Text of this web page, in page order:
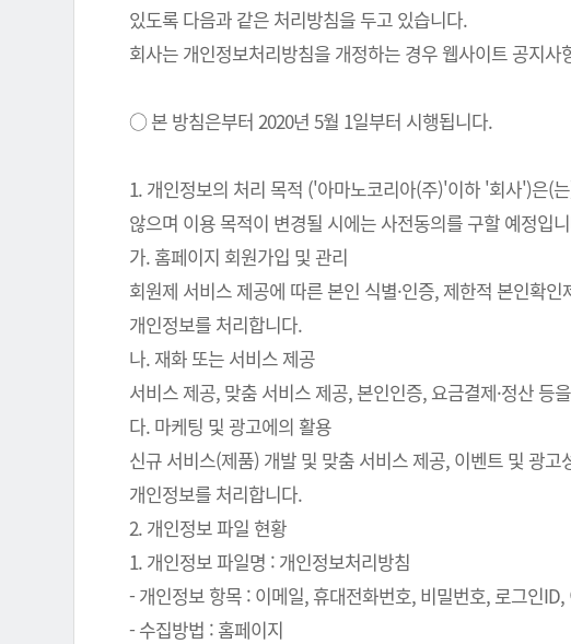
있도록 다음과 같은 처리방침을 두고 있습니다.
회사는 개인정보처리방침을 개정하는 경우 웹사이트 공지
○ 본 방침은부터 2020년 5월 1일부터 시행됩니다.
1. 개인정보의 처리 목적 ('아마노코리아(주)'이하 '회사')은(
않으며 이용 목적이 변경될 시에는 사전동의를 구할 예정입
가. 홈페이지 회원가입 및 관리
회원제 서비스 제공에 따른 본인 식별·인증, 제한적 본인확
개인정보를 처리합니다.
나. 재화 또는 서비스 제공
서비스 제공, 맞춤 서비스 제공, 본인인증, 요금결제·정산 등
다. 마케팅 및 광고에의 활용
신규 서비스(제품) 개발 및 맞춤 서비스 제공, 이벤트 및 광
개인정보를 처리합니다.
2. 개인정보 파일 현황
1. 개인정보 파일명 : 개인정보처리방침
- 개인정보 항목 : 이메일, 휴대전화번호, 비밀번호, 로그인
- 수집방법 : 홈페이지